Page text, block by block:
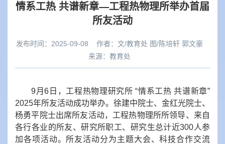
情系工热 共谱新章—工程热物理所举办首届
所友活动
发布时间：2025-09-08 作者： 文/教育处 图/陈培轩 郭文豪
来源： 教育处
9月6日，工程热物理研究所 “情系工热 共谱新章”
2025年所友活动成功举办。徐建中院士、金红光院士、
杨勇平院士出席所友活动，工程热物理所所领导、来自
各行各业的所友、研究所职工、研究生总计近300人参
加各项活动。所友活动分为主题大会、科技合作交流